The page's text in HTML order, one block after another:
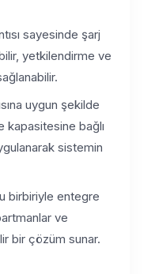
sayesinde şarj
yetkilendirme ve
uygun şekilde
kapasitesine bağlı
sistemin
birbiriyle entegre
ve
bir çözüm sunar.